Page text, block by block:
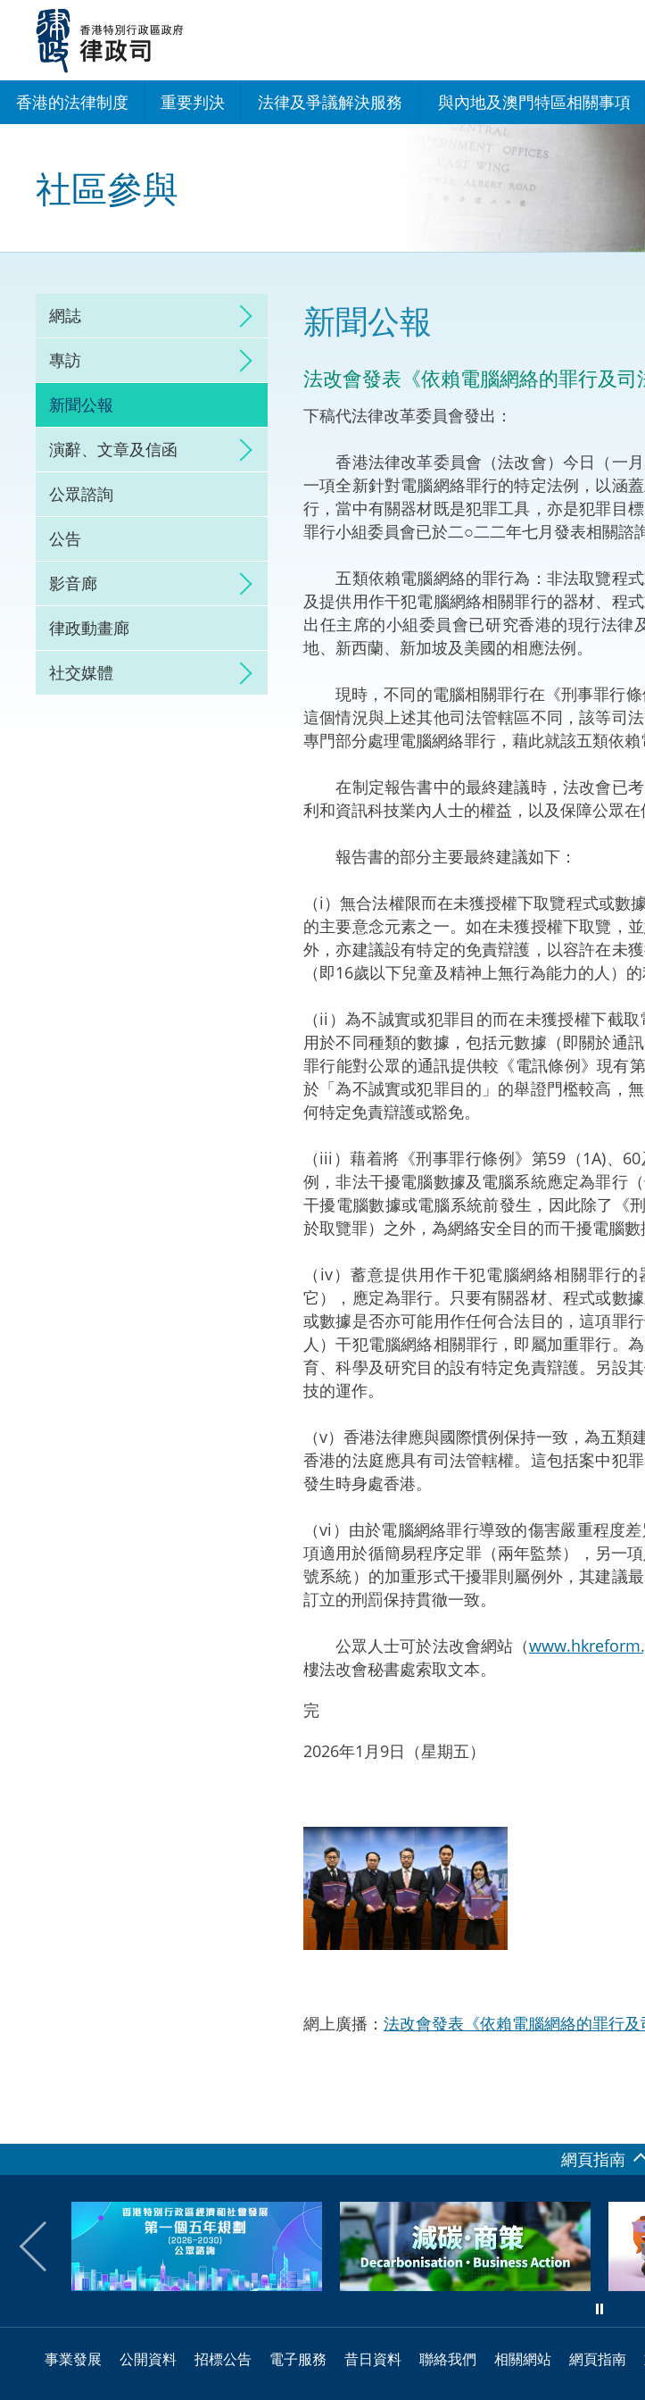
內
香港的法律制度 重要判決 法律及爭議解決服務
訴訟
網上爭議解決及法律科技
體育爭議解決先導計劃
能力建設
法律樞紐
促成交易和爭議解決服務中心
與內地及澳門特區相關事項
與內地的安排
香港與內地相互認可和執行民
商事案件判決的安排
關於建立更緊密經貿關係的
與澳門特區的安排
“一帶一路”建設
粵港澳大灣區
社區參與
網誌
專訪
新聞公報
演辭、文章及信函
公眾諮詢
公告
影音廊
律政動畫廊
社交媒體
新聞公報
法改會發表《依賴電腦網絡的罪行及司
下稿代法律改革委員會發出：
香港法律改革委員會（法改會）今日（一月
一項全新針對電腦網絡罪行的特定法例，以涵
行，當中有關器材既是犯罪工具，亦是犯罪目
罪行小組委員會已於二○二二年七月發表相關諮
五類依賴電腦網絡的罪行為：非法取覽程式
及提供用作干犯電腦網絡相關罪行的器材、程
出任主席的小組委員會已研究香港的現行法
地、新西蘭、新加坡及美國的相應法例。
現時，不同的電腦相關罪行在《刑事罪行條
這個情況與上述其他司法管轄區不同，該等司
專門部分處理電腦網絡罪行，藉此就該五類依
在制定報告書中的最終建議時，法改會已考
利和資訊科技業內人士的權益，以及保障公眾
報告書的部分主要最終建議如下：
（i）無合法權限而在未獲授權下取覽程式或
的主要意念元素之一。如在未獲授權下取覽，
外，亦建議設有特定的免責辯護，以容許在未
（即16歲以下兒童及精神上無行為能力的人）
（ii）為不誠實或犯罪目的而在未獲授權下截
用於不同種類的數據，包括元數據（即關於通
罪行能對公眾的通訊提供較《電訊條例》現有
於「為不誠實或犯罪目的」的舉證門檻較高，
何特定免責辯護或豁免。
（iii）藉着將《刑事罪行條例》第59（1A)、
例，非法干擾電腦數據及電腦系統應定為罪行
干擾電腦數據或電腦系統前發生，因此除了《
於取覽罪）之外，為網絡安全目的而干擾電腦數
（iv）蓄意提供用作干犯電腦網絡相關罪行
它），應定為罪行。只要有關器材、程式或數
或數據是否亦可能用作任何合法目的，這項罪
人）干犯電腦網絡相關罪行，即屬加重罪行。
育、科學及研究目的設有特定免責辯護。另設
技的運作。
（v）香港法律應與國際慣例保持一致，為五
香港的法庭應具有司法管轄權。這包括案中犯
發生時身處香港。
（vi）由於電腦網絡罪行導致的傷害嚴重程度
項適用於循簡易程序定罪（兩年監禁），另一
號系統）的加重形式干擾罪則屬例外，其建議
訂立的刑罰保持貫徹一致。
公眾人士可於法改會網站（
樓法改會秘書處索取文本。
完
2026年1月9日（星期五）
網上廣播： 法改會發表《依賴電腦網絡的罪行
網頁指南
事業發展 公開資料 招標公告 電子服務 昔日資料 聯絡我們 相關網站 網頁指南